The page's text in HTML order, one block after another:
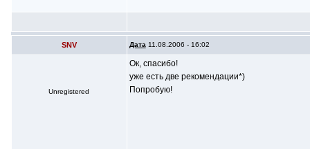
SNV Дата 11.08.2006 - 16:02
Unregistered
Ок, спасибо!
уже есть две рекомендации*)
Попробую!